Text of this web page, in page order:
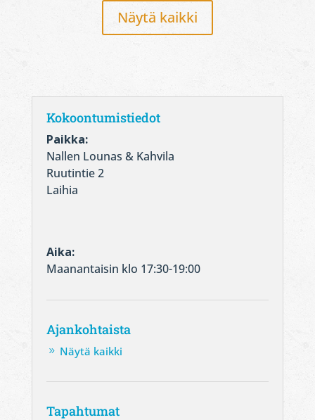
Näytä kaikki
Kokoontumistiedot
Paikka:
Nallen Lounas & Kahvila
Ruutintie 2
Laihia
Aika:
Maanantaisin klo 17:30-19:00
Ajankohtaista
Näytä kaikki
Tapahtumat